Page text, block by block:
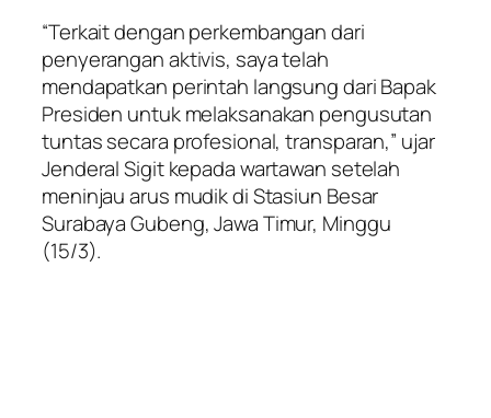
“Terkait dengan perkembangan dari
penyerangan aktivis, saya telah
mendapatkan perintah langsung dari Bapak
Presiden untuk melaksanakan pengusutan
tuntas secara profesional, transparan,” ujar
Jenderal Sigit kepada wartawan setelah
meninjau arus mudik di Stasiun Besar
Surabaya Gubeng, Jawa Timur, Minggu
(15/3).